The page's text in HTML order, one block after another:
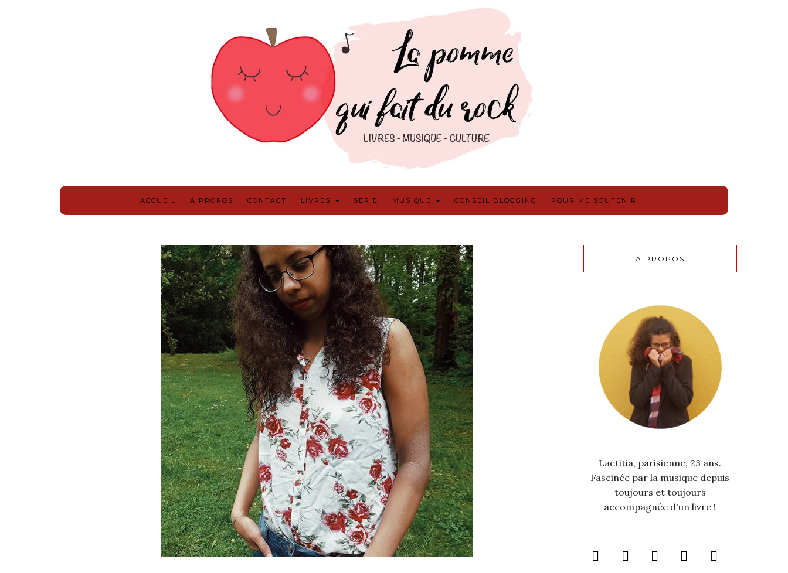
ACCUEIL À PROPOS CONTACT LIVRES SÉRIE MUSIQUE CONSEIL BLOGGING POUR ME SOUTENIR
A PROPOS
Laetitia, parisienne, 23 ans.
Fascinée par la musique depuis
toujours et toujours
accompagnée d'un livre !